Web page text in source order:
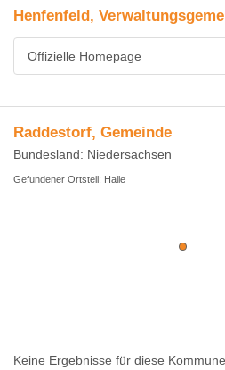
Henfenfeld,
Offizielle Homepage
Raddestorf, Gemeinde
Bundesland: Niedersachsen
Gefundener Ortsteil: Halle
Keine Ergebnisse für diese Kommune.